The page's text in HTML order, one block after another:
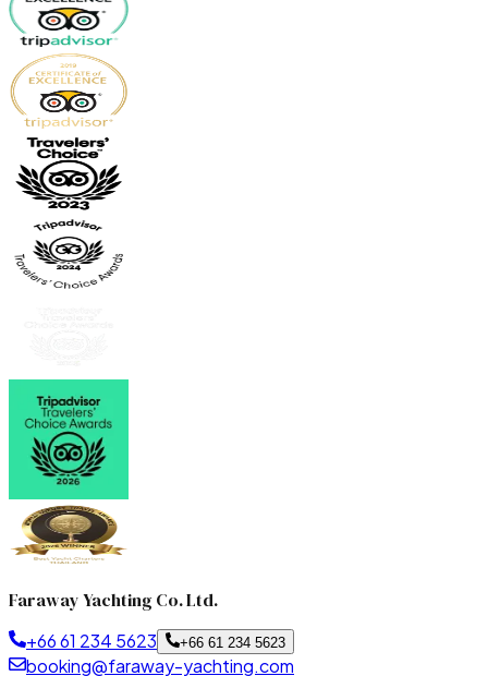
Faraway Yachting Co. Ltd.
+66 61 234 5623 +66 61 234 5623
booking@faraway-yachting.com